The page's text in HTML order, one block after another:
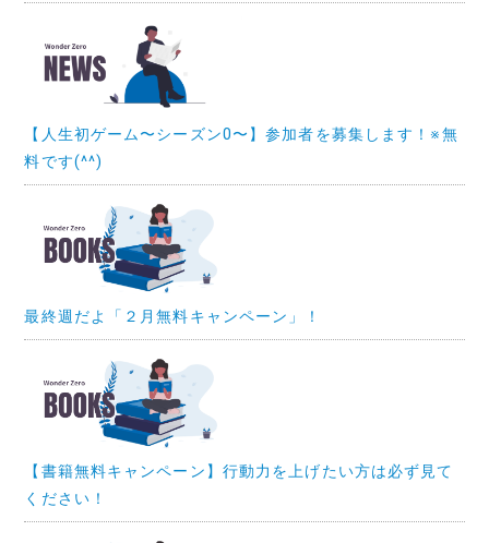
【人生初ゲーム〜シーズン0〜】参加者を募集します！※無
料です(^^)
最終週だよ「２月無料キャンペーン」！
【書籍無料キャンペーン】行動力を上げたい方は必ず見て
ください！